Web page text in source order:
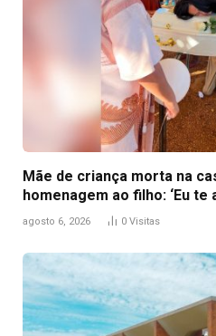
Mãe de criança morta na
homenagem ao filho: ‘Eu te
agosto 6, 2026 0 Visitas